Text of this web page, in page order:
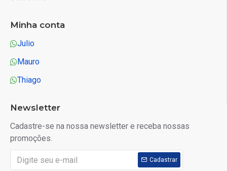
Minha conta
Julio
Mauro
Thiago
Newsletter
Cadastre-se na nossa newsletter e receba nossas
promoções.
Cadastrar